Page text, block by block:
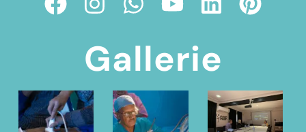
Gallerie